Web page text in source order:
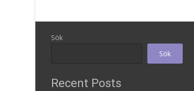
Sök
Sök
Recent Posts